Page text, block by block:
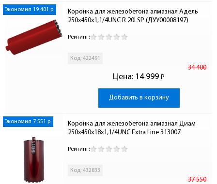
Экономия 19 401 р.
Коронка для железобетона алмазная Адель
250x450x1,1/4UNC R 20LSP (ДУУ00008197)
Рейтинг:
Код: 422491
Цена:
34 400
14 999 Р
-
Добавить в корзину
Экономия 7 551 р.
Коронка для железобетона алмазная Диам
250x450х18x1,1/4UNC Extra Line 313007
Рейтинг:
Код: 432833
37 550